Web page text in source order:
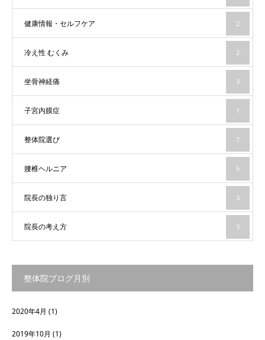
健康情報・セルフケア 2
冷え性 むくみ 2
坐骨神経痛 3
子宮内膜症 1
整体院選び 7
腰椎ヘルニア 5
院長の独り言 3
院長の考え方 3
整体院ブログ月別
2020年4月 (1)
2019年10月 (1)